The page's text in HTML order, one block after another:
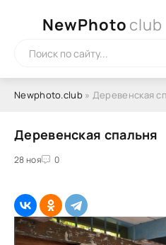
NewPhoto club
Newphoto.club» Деревенская
Деревенская спальня
28 ноя 0